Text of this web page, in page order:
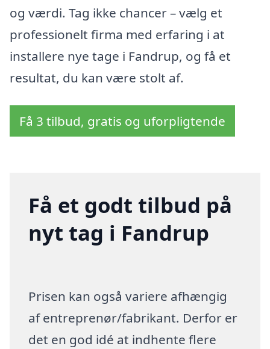
og værdi. Tag ikke chancer – vælg et
professionelt firma med erfaring i at
installere nye tage i Fandrup, og få et
resultat, du kan være stolt af.
Få 3 tilbud, gratis og uforpligtende
Få et godt tilbud på
nyt tag i Fandrup
Prisen kan også variere afhængig
af entreprenør/fabrikant. Derfor er
det en god idé at indhente flere